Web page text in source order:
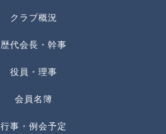
クラブ概況
歴代会長・幹事
役員・理事
会員名簿
行事・例会予定